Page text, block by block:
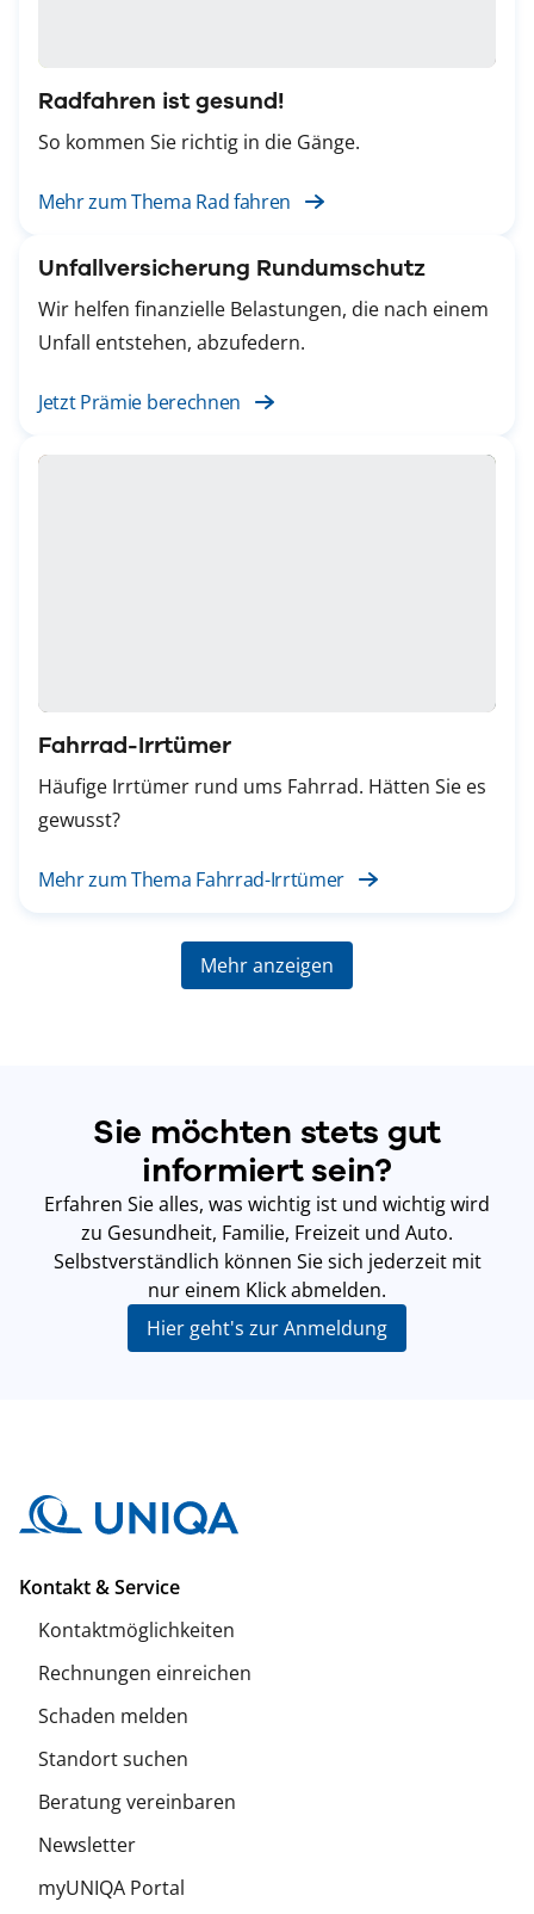
Radfahren ist gesund!
So kommen Sie richtig in die Gänge.
Mehr zum Thema Rad fahren
Unfallversicherung Rundumschutz
Wir helfen finanzielle Belastungen, die nach einem
Unfall entstehen, abzufedern.
Jetzt Prämie berechnen
Fahrrad-Irrtümer
Häufige Irrtümer rund ums Fahrrad. Hätten Sie es
gewusst?
Mehr zum Thema Fahrrad-Irrtümer
Mehr anzeigen
Sie möchten stets gut
informiert sein?
Erfahren Sie alles, was wichtig ist und wichtig wird
zu Gesundheit, Familie, Freizeit und Auto.
Selbstverständlich können Sie sich jederzeit mit
nur einem Klick abmelden.
Hier geht's zur Anmeldung
Kontakt & Service
Kontaktmöglichkeiten
Rechnungen einreichen
Schaden melden
Standort suchen
Beratung vereinbaren
Newsletter
myUNIQA Portal